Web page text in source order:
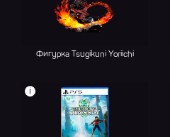
Фигурка Tsugikuni Yoriichi
i